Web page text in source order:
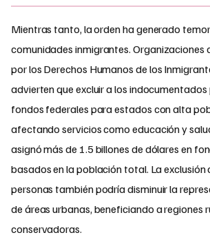
Mientras tanto, la orden ha generado
comunidades inmigrantes. Organizaciones
por los Derechos Humanos de los
advierten que excluir a los indocumentados
fondos federales para estados con alta
afectando servicios como educación y
asignó más de 1.5 billones de dólares en
basados en la población total. La exclusión
personas también podría disminuir la
de áreas urbanas, beneficiando a regiones
conservadoras.